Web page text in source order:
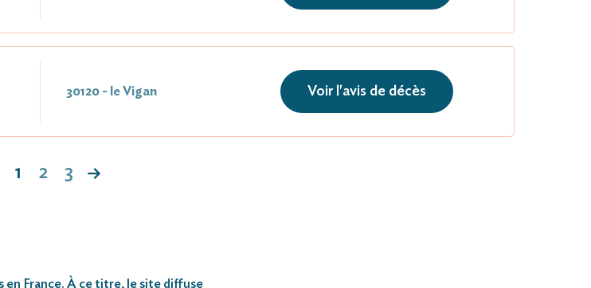
30120 - le Vigan Voir l'avis de décès
1 2 3
en France. À ce titre, le site diffuse